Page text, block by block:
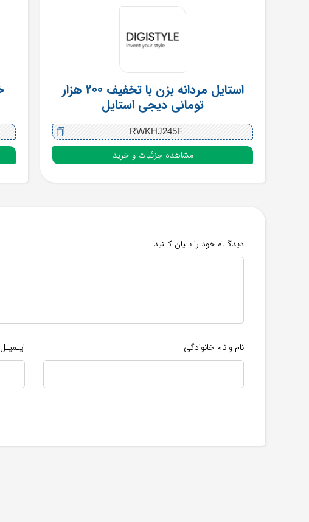
استایل مردانه بزن با تخفیف 200 هزار
تومانی دیجی استایل
RWKHJ245F
مشاهده جزئیات و خرید
دیدگـاه خود را بـیان کـنید
نام و نام خانوادگی ایـمیـل